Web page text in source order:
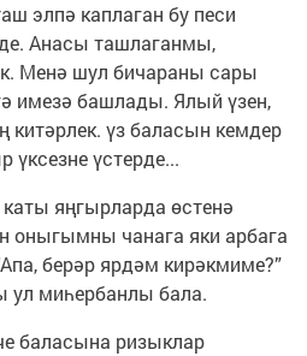
элпә каплаган бу песи
Анасы ташлаганмы,
Менә шул бичараны сары
имезә башлады. Ялый үзен,
китәрлек. үз баласын кемдер
үксезне үстерде...
яңгырларда өстенә
оныгымны чанага яки арбага
бе­рәр ярдәм кирәкмиме?”
ул миһербанлы бала.
баласына ризыклар